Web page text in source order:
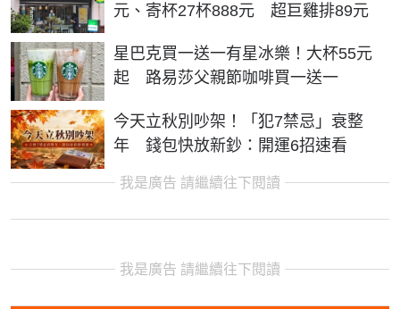
元、寄杯27杯888元 超巨雞排89元
星巴克買一送一有星冰樂！大杯55元
起 路易莎父親節咖啡買一送一
今天立秋別吵架！「犯7禁忌」衰整
年 錢包快放新鈔：開運6招速看
我是廣告 請繼續往下閱讀
我是廣告 請繼續往下閱讀